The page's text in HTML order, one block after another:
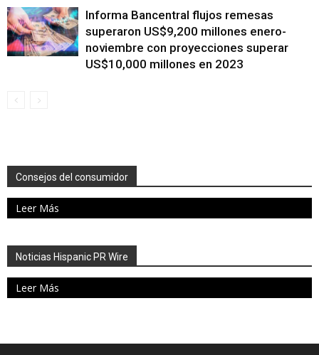
Informa Bancentral flujos remesas
superaron US$9,200 millones enero-
noviembre con proyecciones superar
US$10,000 millones en 2023
Consejos del consumidor
Leer Más
Noticias Hispanic PR Wire
Leer Más